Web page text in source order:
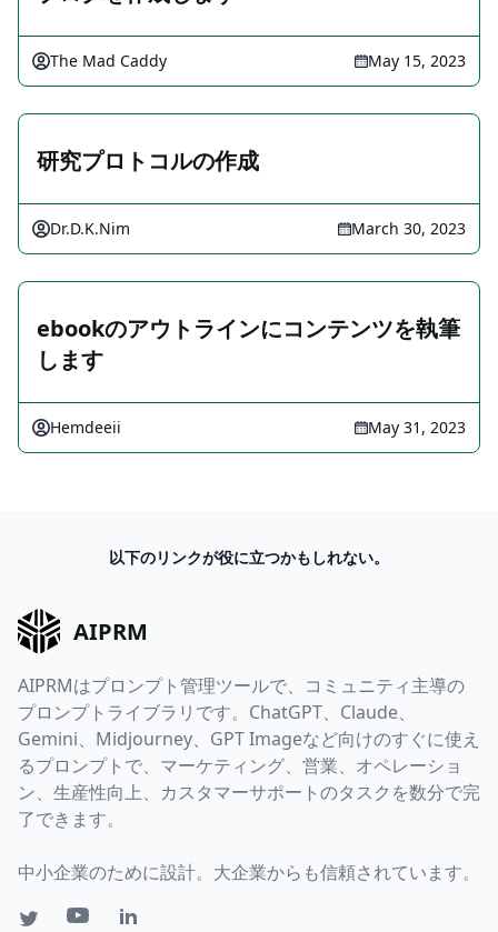
The Mad Caddy May 15, 2023
研究プロトコルの作成
Dr.D.K.Nim March 30, 2023
ebookのアウトラインにコンテンツを執筆
します
Hemdeeii May 31, 2023
以下のリンクが役に立つかもしれない。
AIPRM
AIPRMはプロンプト管理ツールで、コミュニティ主導の
プロンプトライブラリです。ChatGPT、Claude、
Gemini、Midjourney、GPT Imageなど向けのすぐに使え
るプロンプトで、マーケティング、営業、オペレーショ
ン、生産性向上、カスタマーサポートのタスクを数分で完
了できます。
中小企業のために設計。大企業からも信頼されています。